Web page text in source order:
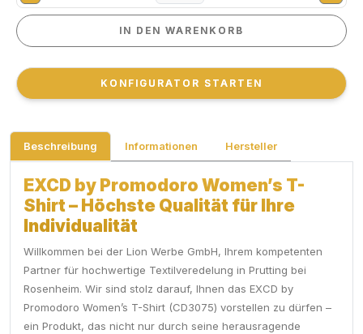
IN DEN WARENKORB
IN DEN WARENKORB
KONFIGURATOR STARTEN
KONFIGURATOR STARTEN
Beschreibung Informationen Hersteller
EXCD by Promodoro Women’s T-
Shirt – Höchste Qualität für Ihre
Individualität
Willkommen bei der Lion Werbe GmbH, Ihrem kompetenten
Partner für hochwertige Textilveredelung in Prutting bei
Rosenheim. Wir sind stolz darauf, Ihnen das EXCD by
Promodoro Women’s T-Shirt (CD3075) vorstellen zu dürfen –
ein Produkt, das nicht nur durch seine herausragende